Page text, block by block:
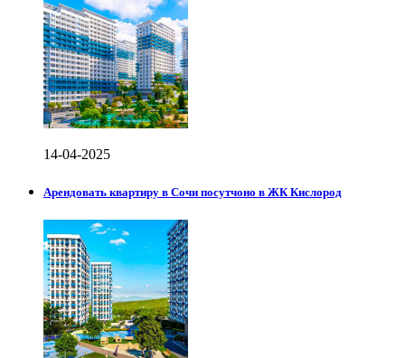
14-04-2025
Арендовать квартиру в Сочи посутчоно в ЖК Кислород